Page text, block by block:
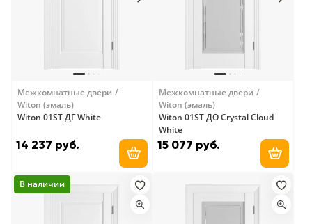
Межкомнатные двери
Witon (эмаль)
Witon 01ST ДГ White
14 237 руб.
Добавить в корзину
Межкомнатные двери
Witon (эмаль)
Witon 01ST ДО Crystal Cloud
White
15 077 руб.
В наличии